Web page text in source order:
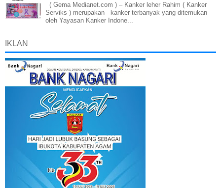
( Gema Medianet.com ) – Kanker leher Rahim ( Kanker
Serviks ) merupakan kanker terbanyak yang ditemukan
oleh Yayasan Kanker Indone...
IKLAN